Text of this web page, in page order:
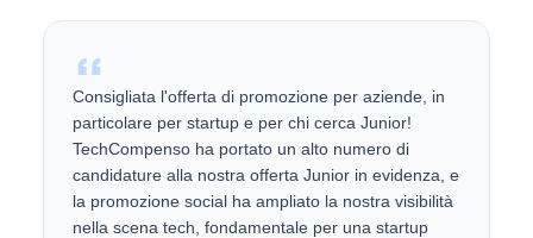
Consigliata l'offerta di promozione per aziende, in
particolare per startup e per chi cerca Junior!
TechCompenso ha portato un alto numero di
candidature alla nostra offerta Junior in evidenza, e
la promozione social ha ampliato la nostra visibilità
nella scena tech, fondamentale per una startup